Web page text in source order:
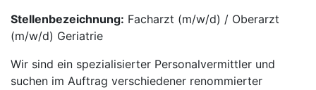
Stellenbezeichnung: Facharzt (m/w/d) / Oberarzt
(m/w/d) Geriatrie
Wir sind ein spezialisierter Personalvermittler und
suchen im Auftrag verschiedener renommierter